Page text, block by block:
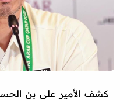
كشف الأمير علي بن